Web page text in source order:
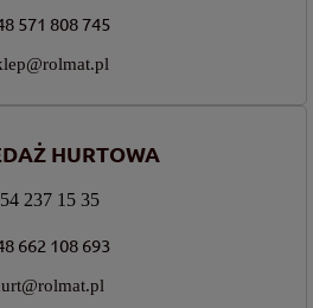
571 808 745
HURTOWA
54 237 15 35
662 108 693